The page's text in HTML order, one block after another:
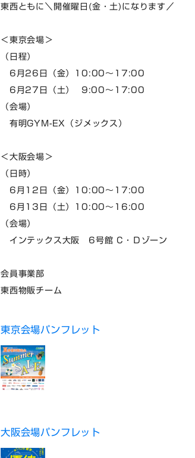
東西ともに＼開催曜日(金・土)になります／
＜東京会場＞
（日程）
6月26日（金）10:00～17:00
6月27日（土） 9:00～17:00
（会場）
有明GYM-EX（ジメックス）
＜大阪会場＞
（日時）
6月12日（金）10:00～17:00
6月13日（土）10:00～16:00
（会場）
インテックス大阪 6号館 C・Ｄゾーン
会員事業部
東西物販チーム
東京会場パンフレット
大阪会場パンフレット